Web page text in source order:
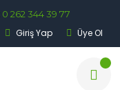
0 262 344 39 77
Giriş Yap Üye Ol